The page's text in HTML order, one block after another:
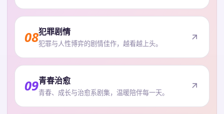
08犯罪剧情
犯罪与人性博弈的剧情佳作，越看越上头。
09青春治愈
青春、成长与治愈系剧集，温暖陪伴每一天。